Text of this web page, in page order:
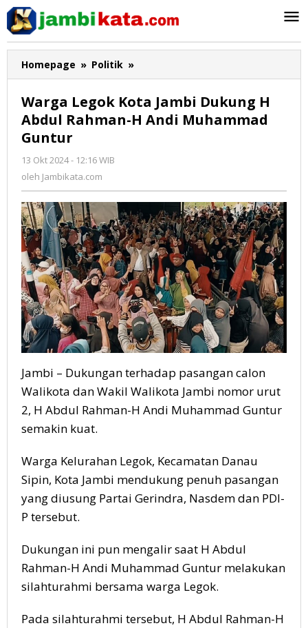
Lewati
konten
Homepage » Politik »
Legok
Jambi
Dukung
Andi
Muhammad
Guntur
Warga Legok Kota Jambi Dukung H
Abdul Rahman-H Andi Muhammad
Guntur
13 Okt 2024 - 12:16 WIB
oleh Jambikata.com
Jambi – Dukungan terhadap pasangan calon
Walikota dan Wakil Walikota Jambi nomor urut
2, H Abdul Rahman-H Andi Muhammad Guntur
semakin kuat.
Warga Kelurahan Legok, Kecamatan Danau
Sipin, Kota Jambi mendukung penuh pasangan
yang diusung Partai Gerindra, Nasdem dan PDI-
P tersebut.
Dukungan ini pun mengalir saat H Abdul
Rahman-H Andi Muhammad Guntur melakukan
silahturahmi bersama warga Legok.
Pada silahturahmi tersebut, H Abdul Rahman-H